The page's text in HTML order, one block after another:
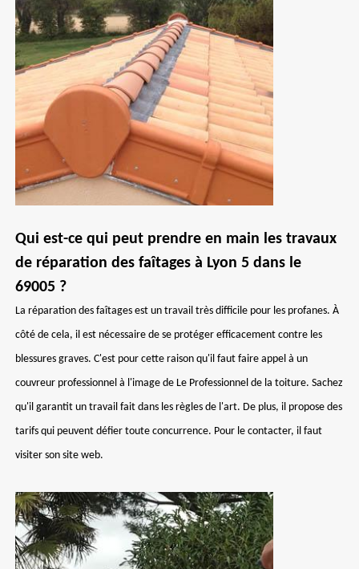
Qui est-ce qui peut prendre en main les travaux
de réparation des faîtages à Lyon 5 dans le
69005 ?
La réparation des faîtages est un travail très difficile pour les profanes. À
côté de cela, il est nécessaire de se protéger efficacement contre les
blessures graves. C'est pour cette raison qu'il faut faire appel à un
couvreur professionnel à l'image de Le Professionnel de la toiture. Sachez
qu'il garantit un travail fait dans les règles de l'art. De plus, il propose des
tarifs qui peuvent défier toute concurrence. Pour le contacter, il faut
visiter son site web.